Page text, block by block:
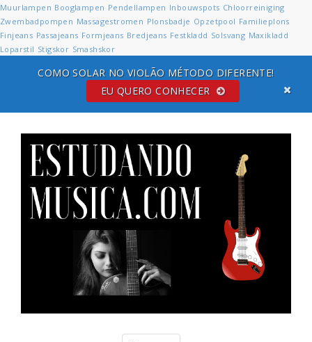
Muurlampen Booglampen Pendellampen Inbouwspots Chloorreiniging
Zwembadpompen Massagestromen Plonsbadje Opzetpool Familieplons
Finjeans Passajeans Formjeans Bredjeans Festkladd Solsvang Maxikladd
Loparstil Stigskor Smashskor
EU QUERO CONHECER